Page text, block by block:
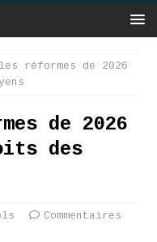
les réformes de 2026
de 2026
des
Commentaires